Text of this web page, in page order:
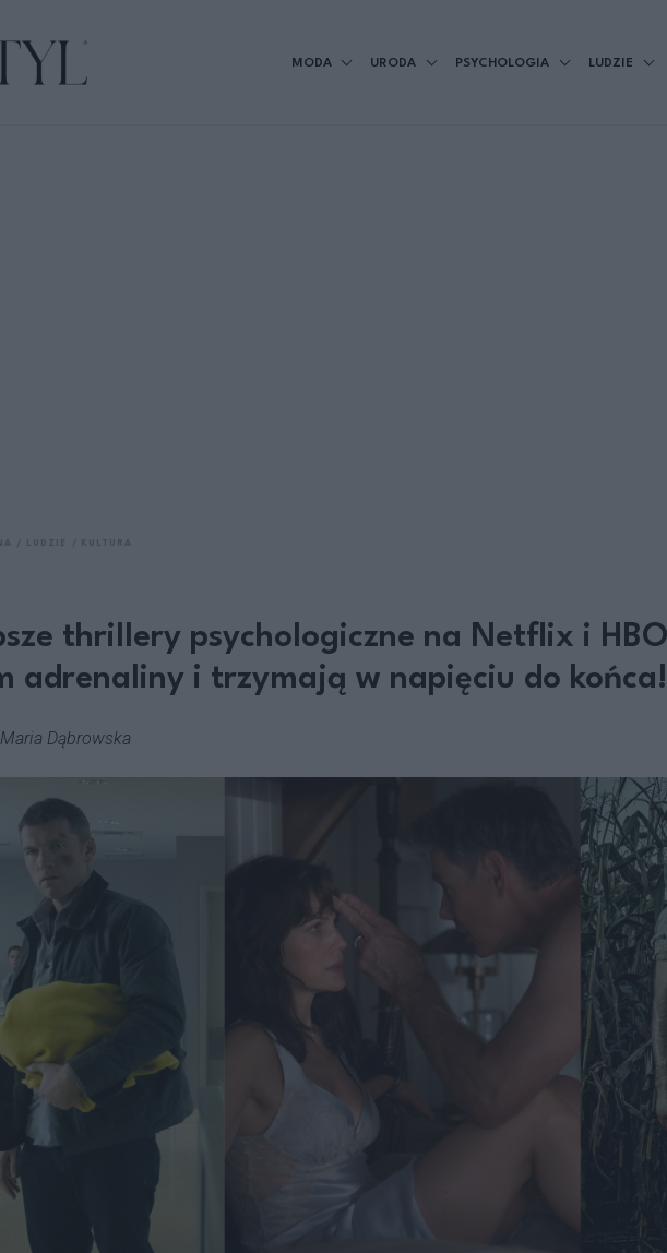
MODA URODA PSYCHOLOGIA LUDZIE
thrillery psychologiczne na Netflix i
adrenaliny i trzymają w napięciu do końca!
Maria Dąbrowska